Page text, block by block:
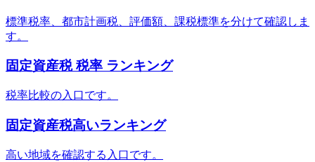
標準税率、都市計画税、評価額、課税標準を分けて確認しま
す。
固定資産税 税率 ランキング
税率比較の入口です。
固定資産税高いランキング
高い地域を確認する入口です。